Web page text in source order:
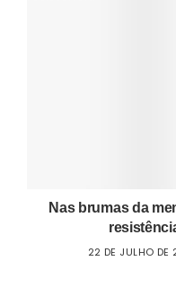
Nas brumas da
22 DE JULHO DE